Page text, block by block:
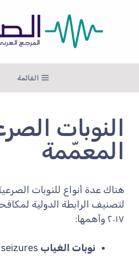
القائمة
النوبات
المعمّمة
هناك عدة أنواع للنوبات
لتصنيف الرابطة الدولية
٢٠١٧ وأهمها:
نوبات الغياب